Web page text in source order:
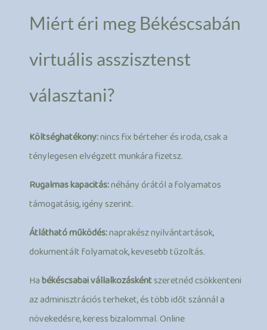
Miért éri meg Békéscsabán
virtuális asszisztenst
választani?
Költséghatékony:nincs fix bérteher és iroda, csak a
ténylegesen elvégzett munkára fizetsz.
Rugalmas kapacitás:néhány órától a folyamatos
támogatásig, igény szerint.
Átlátható működés:naprakész nyilvántartások,
dokumentált folyamatok, kevesebb tűzoltás.
Habékéscsabai vállalkozáskéntszeretnéd csökkenteni
az adminisztrációs terheket, és több időt szánnál a
növekedésre, keress bizalommal. Online